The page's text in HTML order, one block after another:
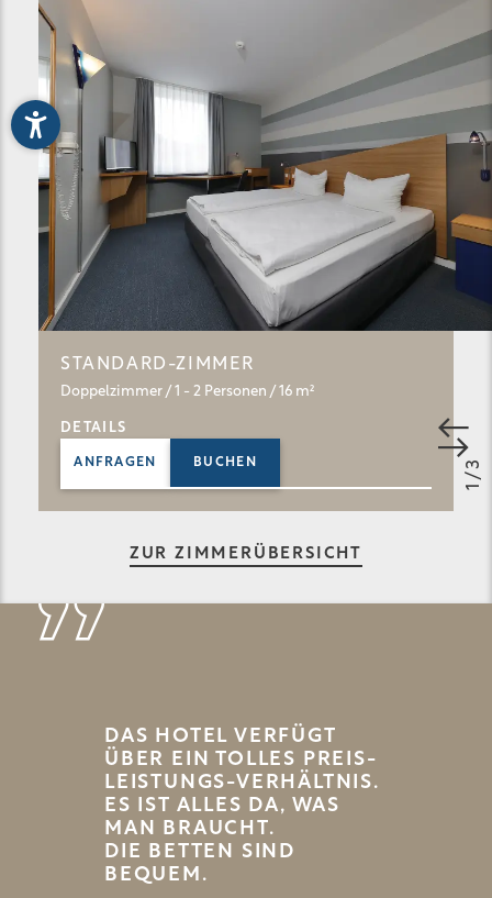
STANDARD-ZIMMER
Doppelzimmer / 1 - 2 Personen / 16 m²
DETAILS
ANFRAGEN BUCHEN
1
/
3
ZUR ZIMMERÜBERSICHT
DAS HOTEL VERFÜGT
ÜBER EIN TOLLES PREIS-
LEISTUNGS-VERHÄLTNIS.
ES IST ALLES DA, WAS
MAN BRAUCHT.
DIE BETTEN SIND
BEQUEM.